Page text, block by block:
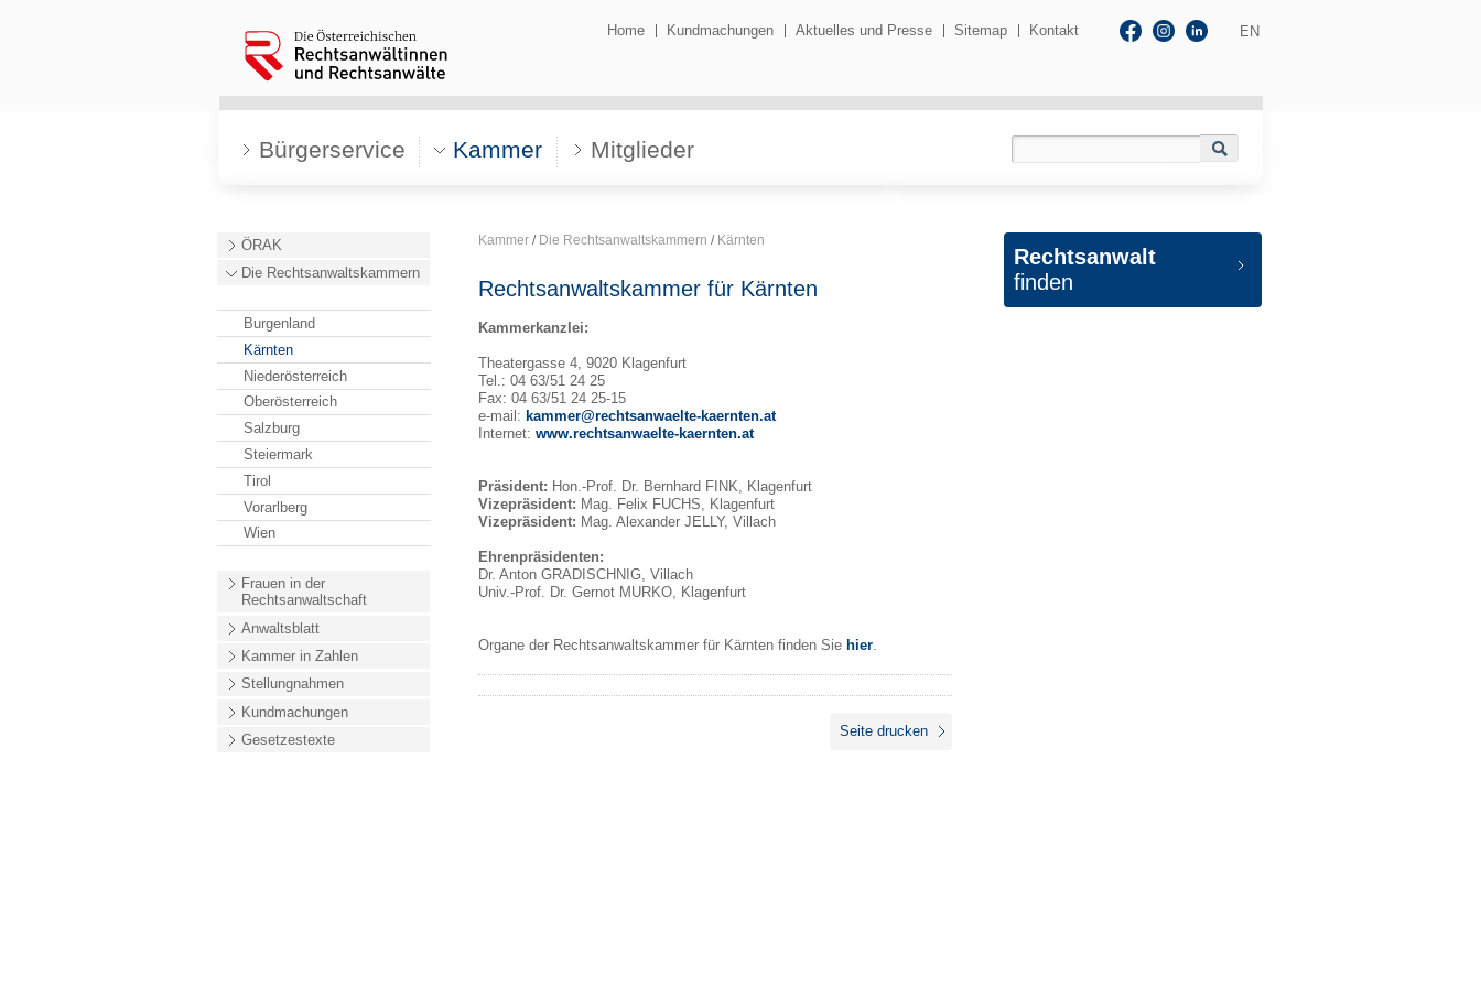
EN
Home Kundmachungen Aktuelles und Presse Sitemap Kontakt
ÖRAK
Die Rechtsanwaltskammern
Burgenland
Kärnten
Niederösterreich
Oberösterreich
Salzburg
Steiermark
Tirol
Vorarlberg
Wien
Frauen in der
Rechtsanwaltschaft
Anwaltsblatt
Kammer in Zahlen
Stellungnahmen
Kundmachungen
Gesetzestexte
Kammer / Die Rechtsanwaltskammern / Kärnten
Rechtsanwaltskammer für Kärnten
Kammerkanzlei:
Theatergasse 4, 9020 Klagenfurt
Tel.: 04 63/51 24 25
Fax: 04 63/51 24 25-15
e-mail: kammer@rechtsanwaelte-kaernten.at
Internet: www.rechtsanwaelte-kaernten.at
Präsident: Hon.-Prof. Dr. Bernhard FINK, Klagenfurt
Vizepräsident: Mag. Felix FUCHS, Klagenfurt
Vizepräsident: Mag. Alexander JELLY, Villach
Ehrenpräsidenten:
Dr. Anton GRADISCHNIG, Villach
Univ.-Prof. Dr. Gernot MURKO, Klagenfurt
Organe der Rechtsanwaltskammer für Kärnten finden Sie hier
Seite drucken
Rechtsanwalt
finden
Bürgerservice Kammer Mitglieder